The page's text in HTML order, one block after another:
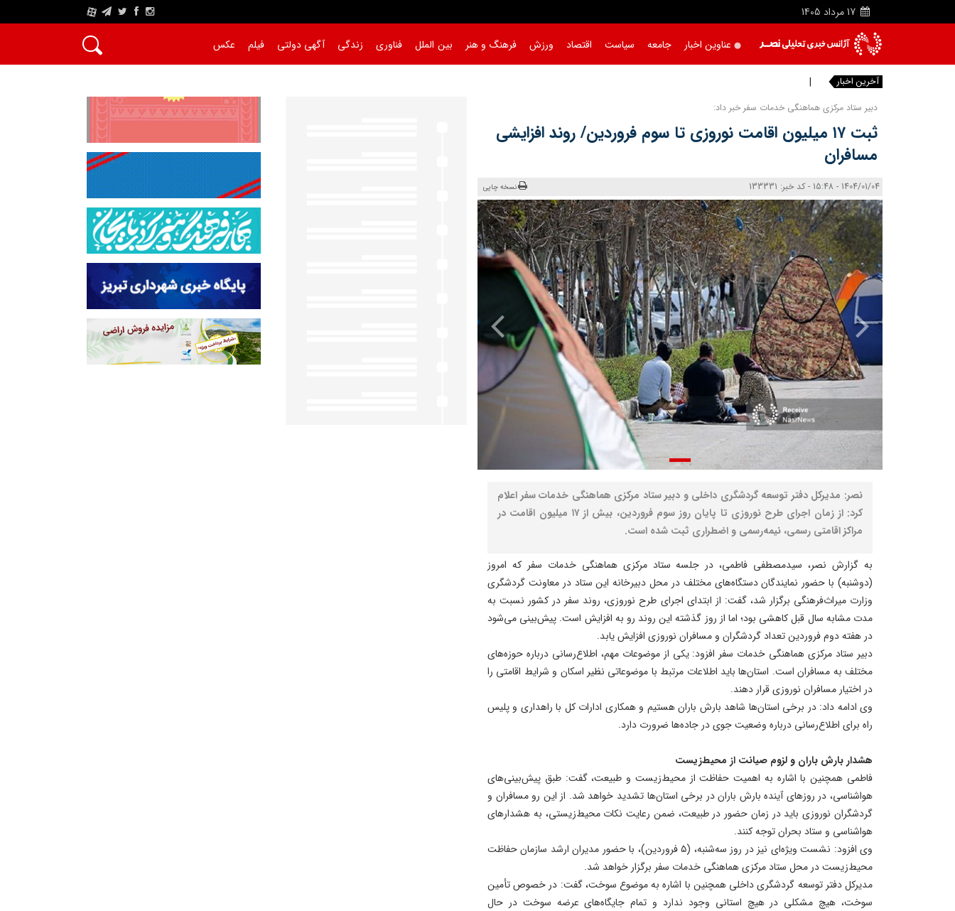
17 مرداد 1405
A
عناوین اخبار جامعه سیاست اقتصاد ورزش فرهنگ و هنر بین الملل فناوری زندگی آگهی دولتی فیلم عکس
آخرین اخبار رسانه بخش
دبیر ستاد مرکزی هماهنگی خدمات سفر خبر داد:
ثبت ۱۷ میلیون اقامت نوروزی تا سوم فروردین/ روند افزایشی
مسافران
1404/01/04 - 15:48 - کد خبر: 133331 نسخه چاپی
نصر: مدیرکل دفتر توسعه گردشگری داخلی و دبیر ستاد مرکزی هماهنگی خدمات سفر اعلام
کرد: از زمان اجرای طرح نوروزی تا پایان روز سوم فروردین، بیش از ۱۷ میلیون اقامت در
مراکز اقامتی رسمی، نیمه‌رسمی و اضطراری ثبت شده است.
به گزارش نصر، سیدمصطفی فاطمی، در جلسه ستاد مرکزی هماهنگی خدمات سفر که امروز
(دوشنبه) با حضور نمایندگان دستگاه‌های مختلف در محل دبیرخانه این ستاد در معاونت گردشگری
وزارت میراث‌فرهنگی برگزار شد، گفت: از ابتدای اجرای طرح نوروزی، روند سفر در کشور نسبت به
مدت مشابه سال قبل کاهشی بود؛ اما از روز گذشته این روند رو به افزایش است. پیش‌بینی می‌شود
در هفته دوم فروردین تعداد گردشگران و مسافران نوروزی افزایش یابد.
دبیر ستاد مرکزی هماهنگی خدمات سفر افزود: یکی از موضوعات مهم، اطلاع‌رسانی درباره حوزه‌های
مختلف به مسافران است. استان‌ها باید اطلاعات مرتبط با موضوعاتی نظیر اسکان و شرایط اقامتی را
در اختیار مسافران نوروزی قرار دهند.
وی ادامه داد: در برخی استان‌ها شاهد بارش باران هستیم و همکاری ادارات کل با راهداری و پلیس
راه برای اطلاع‌رسانی درباره وضعیت جوی در جاده‌ها ضرورت دارد.
هشدار بارش باران و لزوم صیانت از محیط‌زیست
فاطمی همچنین با اشاره به اهمیت حفاظت از محیط‌زیست و طبیعت، گفت: طبق پیش‌بینی‌های
هواشناسی، در روزهای آینده بارش باران در برخی استان‌ها تشدید خواهد شد. از این‌ رو مسافران و
گردشگران نوروزی باید در زمان حضور در طبیعت، ضمن رعایت نکات محیط‌زیستی، به هشدارهای
هواشناسی و ستاد بحران توجه کنند.
وی افزود: نشست ویژه‌ای نیز در روز سه‌شنبه، (۵ فروردین)، با حضور مدیران ارشد سازمان حفاظت
محیط‌زیست در محل ستاد مرکزی هماهنگی خدمات سفر برگزار خواهد شد.
مدیرکل دفتر توسعه گردشگری داخلی همچنین با اشاره به موضوع سوخت، گفت: در خصوص تأمین
سوخت، هیچ مشکلی در هیچ استانی وجود ندارد و تمام جایگاه‌های عرضه سوخت در حال